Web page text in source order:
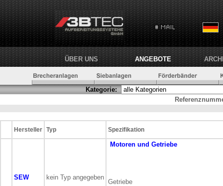
ÜBER UNS ANGEBOTE
Kategorie:
Hersteller Typ Spezifikation
SEW kein Typ angegeben
Motoren und Getriebe
Getriebe